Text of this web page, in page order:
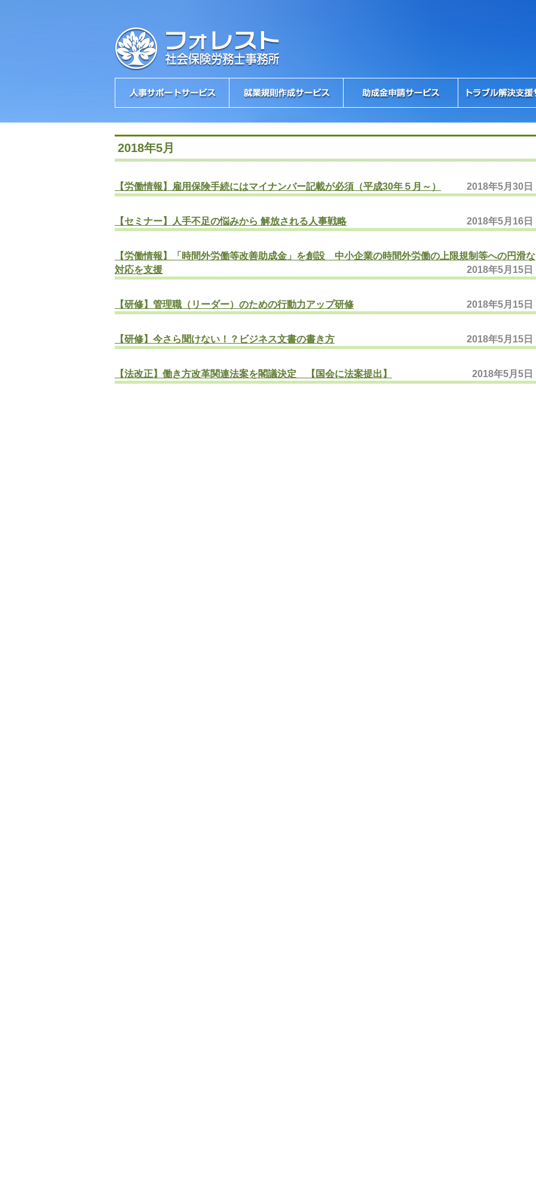
2018年5月
【労働情報】雇用保険手続にはマイナンバー記載が必須（平成30年５月～） 2018年5月30日
【セミナー】人手不足の悩みから 解放される人事戦略 2018年5月16日
【労働情報】「時間外労働等改善助成金」を創設 中小企業の時間外労働の上限規制等への円滑な
対応を支援
2018年5月15日
【研修】管理職（リーダー）のための行動力アップ研修 2018年5月15日
【研修】今さら聞けない！？ビジネス文書の書き方 2018年5月15日
【法改正】働き方改革関連法案を閣議決定 【国会に法案提出】 2018年5月5日